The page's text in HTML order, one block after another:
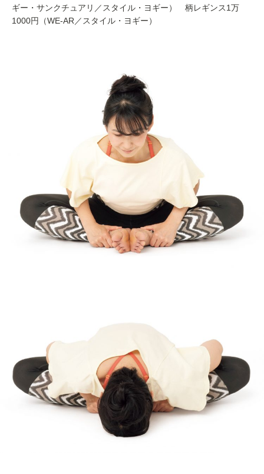
ギー・サンクチュアリ／スタイル・ヨギー） 柄レギンス1万
1000円（WE-AR／スタイル・ヨギー）